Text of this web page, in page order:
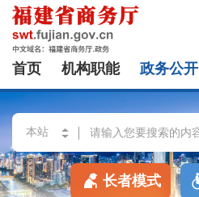
首页 机构职能 政务公开
长者模式